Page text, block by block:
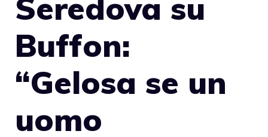
Seredova su
Buffon:
“Gelosa se un
uomo